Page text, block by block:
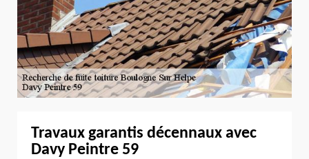
Travaux garantis décennaux avec
Davy Peintre 59